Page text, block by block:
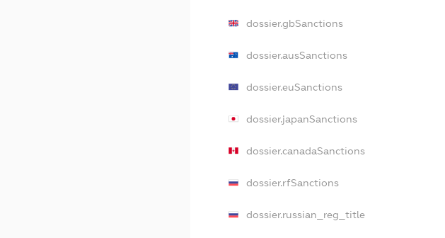
dossier.gbSanctions
dossier.ausSanctions
dossier.euSanctions
dossier.japanSanctions
dossier.canadaSanctions
dossier.rfSanctions
dossier.russian_reg_title